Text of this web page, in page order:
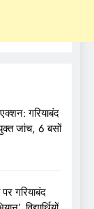
गरियाबंद
जांच, 6 बसों
गरियाबंद